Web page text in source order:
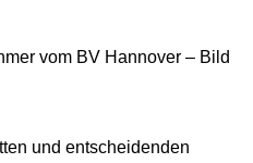
vom BV Hannover – Bild
und entscheidenden